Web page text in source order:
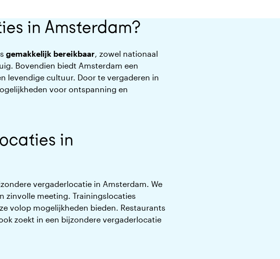
in Amsterdam?
gemakkelijk bereikbaar, zowel nationaal
Bovendien biedt Amsterdam een
levendige cultuur. Door te vergaderen in
voor ontspanning en
in
vergaderlocatie in Amsterdam. We
zinvolle meeting. Trainingslocaties
volop mogelijkheden bieden. Restaurants
zoekt in een bijzondere vergaderlocatie